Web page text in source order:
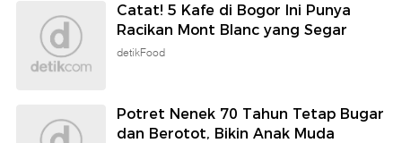
Catat! 5 Kafe di Bogor Ini Punya
Racikan Mont Blanc yang Segar
detikFood
Potret Nenek 70 Tahun Tetap Bugar
dan Berotot, Bikin Anak Muda